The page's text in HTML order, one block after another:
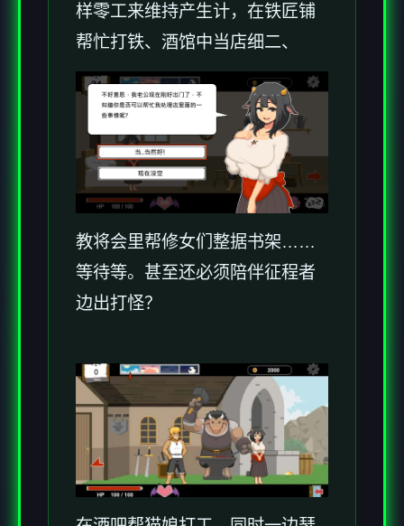
样零工来维持产生计，在铁匠铺
帮忙打铁、酒馆中当店细二、
教将会里帮修女们整据书架……
等待等。甚至还必须陪伴征程者
边出打怪？